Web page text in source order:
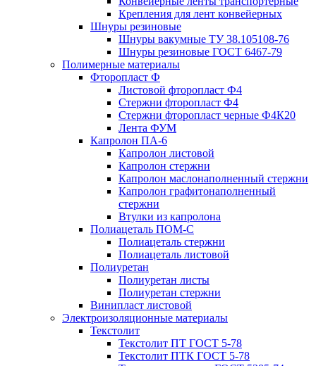
Крепления для лент конвейерных
Шнуры резиновые
Шнуры вакумные ТУ 38.105108-76
Шнуры резиновые ГОСТ 6467-79
Полимерные материалы
Фторопласт Ф
Листовой фторопласт Ф4
Стержни фторопласт Ф4
Стержни фторопласт черные Ф4К20
Лента ФУМ
Капролон ПА-6
Капролон листовой
Капролон стержни
Капролон маслонаполненный стержни
Капролон графитонаполненный
стержни
Втулки из капролона
Полиацеталь ПОМ-С
Полиацеталь стержни
Полиацеталь листовой
Полиуретан
Полиуретан листы
Полиуретан стержни
Винипласт листовой
Электроизоляционные материалы
Текстолит
Текстолит ПТ ГОСТ 5-78
Текстолит ПТК ГОСТ 5-78